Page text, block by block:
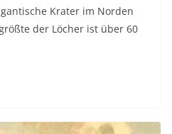
Krater im Norden
der Löcher ist über 60